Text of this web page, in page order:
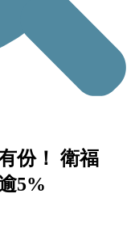
份！ 衛福
5%